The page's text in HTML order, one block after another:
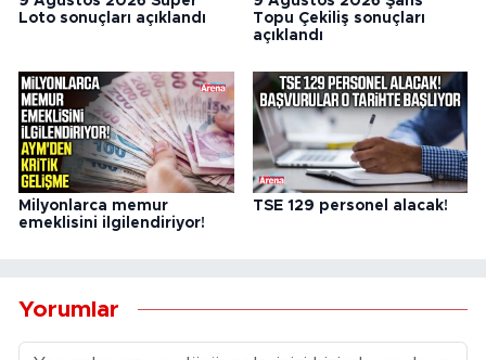
Loto sonuçları açıklandı
Topu Çekiliş sonuçları
açıklandı
Milyonlarca memur
emeklisini ilgilendiriyor!
TSE 129 personel alacak!
Yorumlar